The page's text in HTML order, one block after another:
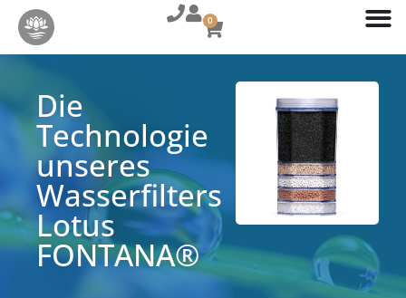
0
Die
Technologie
unseres
Wasserfilters
Lotus
FONTANA®​